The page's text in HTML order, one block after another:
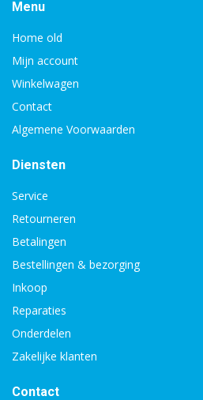
Menu
Home old
Mijn account
Winkelwagen
Contact
Algemene Voorwaarden
Diensten
Service
Retourneren
Betalingen
Bestellingen & bezorging
Inkoop
Reparaties
Onderdelen
Zakelijke klanten
Contact